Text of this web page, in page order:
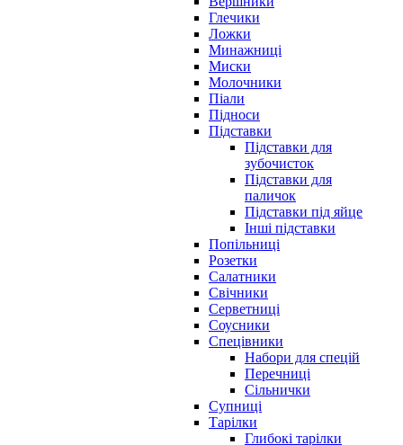
Глечики
Ложки
Минажниці
Миски
Молочники
Піали
Підноси
Підставки
Підставки для
зубочисток
Підставки для
паличок
Підставки під яйце
Інші підставки
Попільниці
Розетки
Салатники
Свічники
Серветниці
Соусники
Спецівники
Набори для спецій
Перечниці
Сільнички
Супниці
Тарілки
Глибокі тарілки